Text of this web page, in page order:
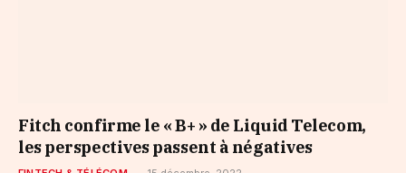
Fitch confirme le « B+ » de Liquid Telecom,
les perspectives passent à négatives